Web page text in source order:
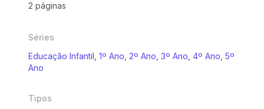
2 páginas
Séries
Educação Infantil 1º Ano 2º Ano 3º Ano 4º Ano 5º
Ano
Tipos